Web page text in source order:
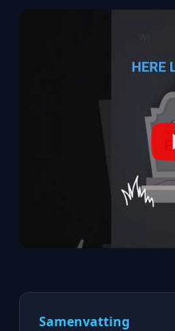
Samenvatting